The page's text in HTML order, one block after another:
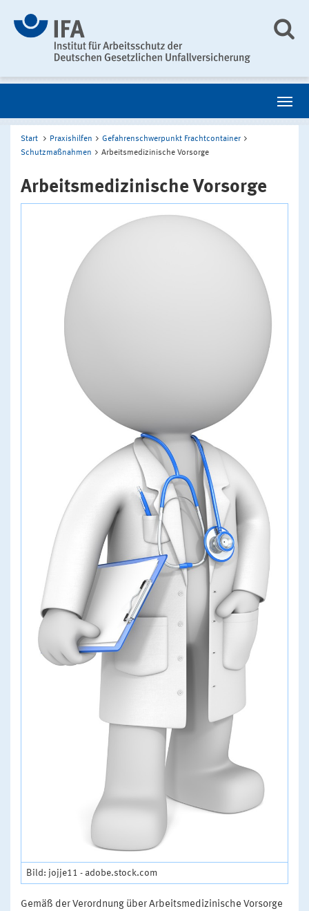
Start Praxishilfen
Gefahrenschwerpunkt Frachtcontainer
Schutzmaßnahmen
Arbeitsmedizinische Vorsorge
Arbeitsmedizinische Vorsorge
Bild: jojje11 - adobe.stock.com
Gemäß der Verordnung über Arbeitsmedizinische Vorsorge